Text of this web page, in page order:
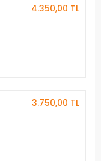
4.350,00 TL
3.750,00 TL